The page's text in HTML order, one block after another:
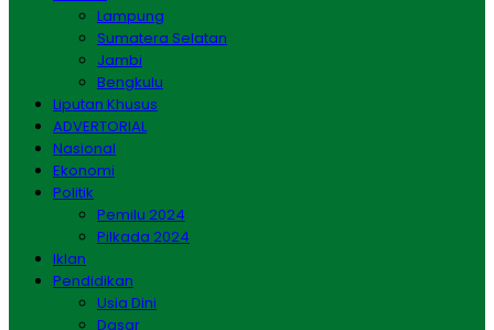
Lampung
Sumatera Selatan
Jambi
Bengkulu
Liputan Khusus
ADVERTORIAL
Nasional
Ekonomi
Politik
Pemilu 2024
Pilkada 2024
Iklan
Pendidikan
Usia Dini
Dasar